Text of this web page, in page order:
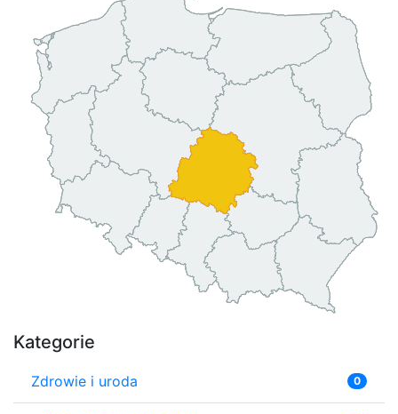
Kategorie
Zdrowie i uroda 0